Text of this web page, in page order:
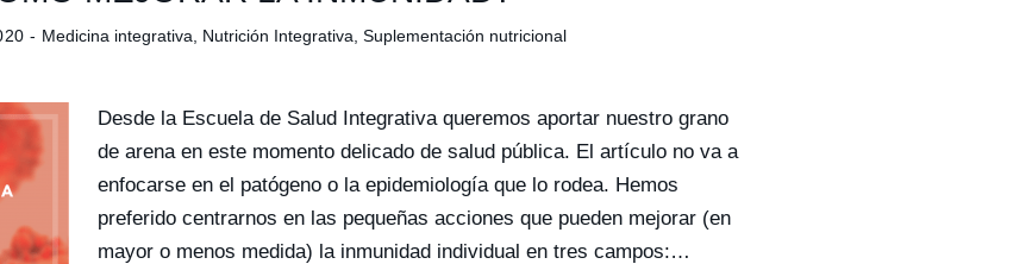
- Medicina integrativa, Nutrición Integrativa,Suplementación nutricional
Desde la Escuela de Salud Integrativa queremos aportar nuestro grano
de arena en este momento delicado de salud pública. El artículo no va a
enfocarse en el patógeno o la epidemiología que lo rodea. Hemos
preferido centrarnos en las pequeñas acciones que pueden mejorar (en
mayor o menos medida) la inmunidad individual en tres campos:…